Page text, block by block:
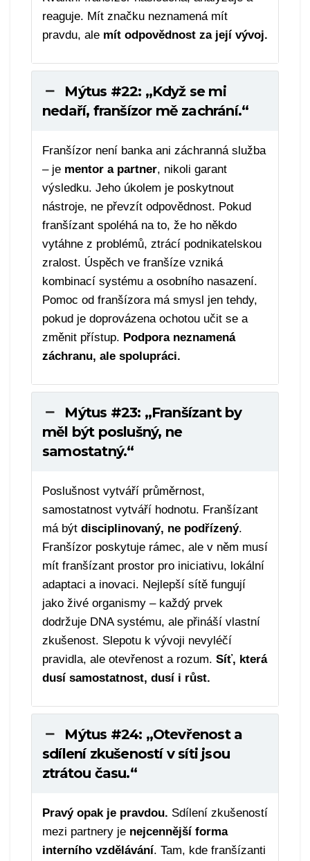
reaguje. Mít značku neznamená mít
pravdu, ale mít odpovědnost za její vývoj.
Mýtus #22: „Když se mi
nedaří, franšízor mě zachrání.“
Franšízor není banka ani záchranná služba
– je mentor a partner, nikoli garant
výsledku. Jeho úkolem je poskytnout
nástroje, ne převzít odpovědnost. Pokud
franšízant spoléhá na to, že ho někdo
vytáhne z problémů, ztrácí podnikatelskou
zralost. Úspěch ve franšíze vzniká
kombinací systému a osobního nasazení.
Pomoc od franšízora má smysl jen tehdy,
pokud je doprovázena ochotou učit se a
změnit přístup. Podpora neznamená
záchranu, ale spolupráci.
Mýtus #23: „Franšízant by
měl být poslušný, ne
samostatný.“
Poslušnost vytváří průměrnost,
samostatnost vytváří hodnotu. Franšízant
má být disciplinovaný, ne podřízený.
Franšízor poskytuje rámec, ale v něm musí
mít franšízant prostor pro iniciativu, lokální
adaptaci a inovaci. Nejlepší sítě fungují
jako živé organismy – každý prvek
dodržuje DNA systému, ale přináší vlastní
zkušenost. Slepotu k vývoji nevyléčí
pravidla, ale otevřenost a rozum. Síť, která
dusí samostatnost, dusí i růst.
Mýtus #24: „Otevřenost a
sdílení zkušeností v síti jsou
ztrátou času.“
Pravý opak je pravdou. Sdílení zkušeností
mezi partnery je nejcennější forma
interního vzdělávání. Tam, kde franšízanti